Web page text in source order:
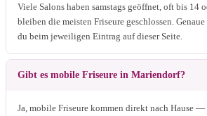
Viele Salons haben samstags geöffnet, oft bis 14
bleiben die meisten Friseure geschlossen.
du beim jeweiligen Eintrag auf dieser Seite.
Gibt es mobile Friseure in Mariendorf?
Ja, mobile Friseure kommen direkt nach Hause —